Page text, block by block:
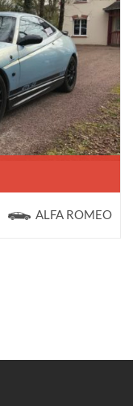
ALFA ROMEO